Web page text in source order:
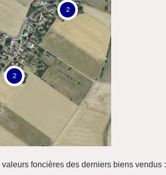
foncières des derniers biens vendus :